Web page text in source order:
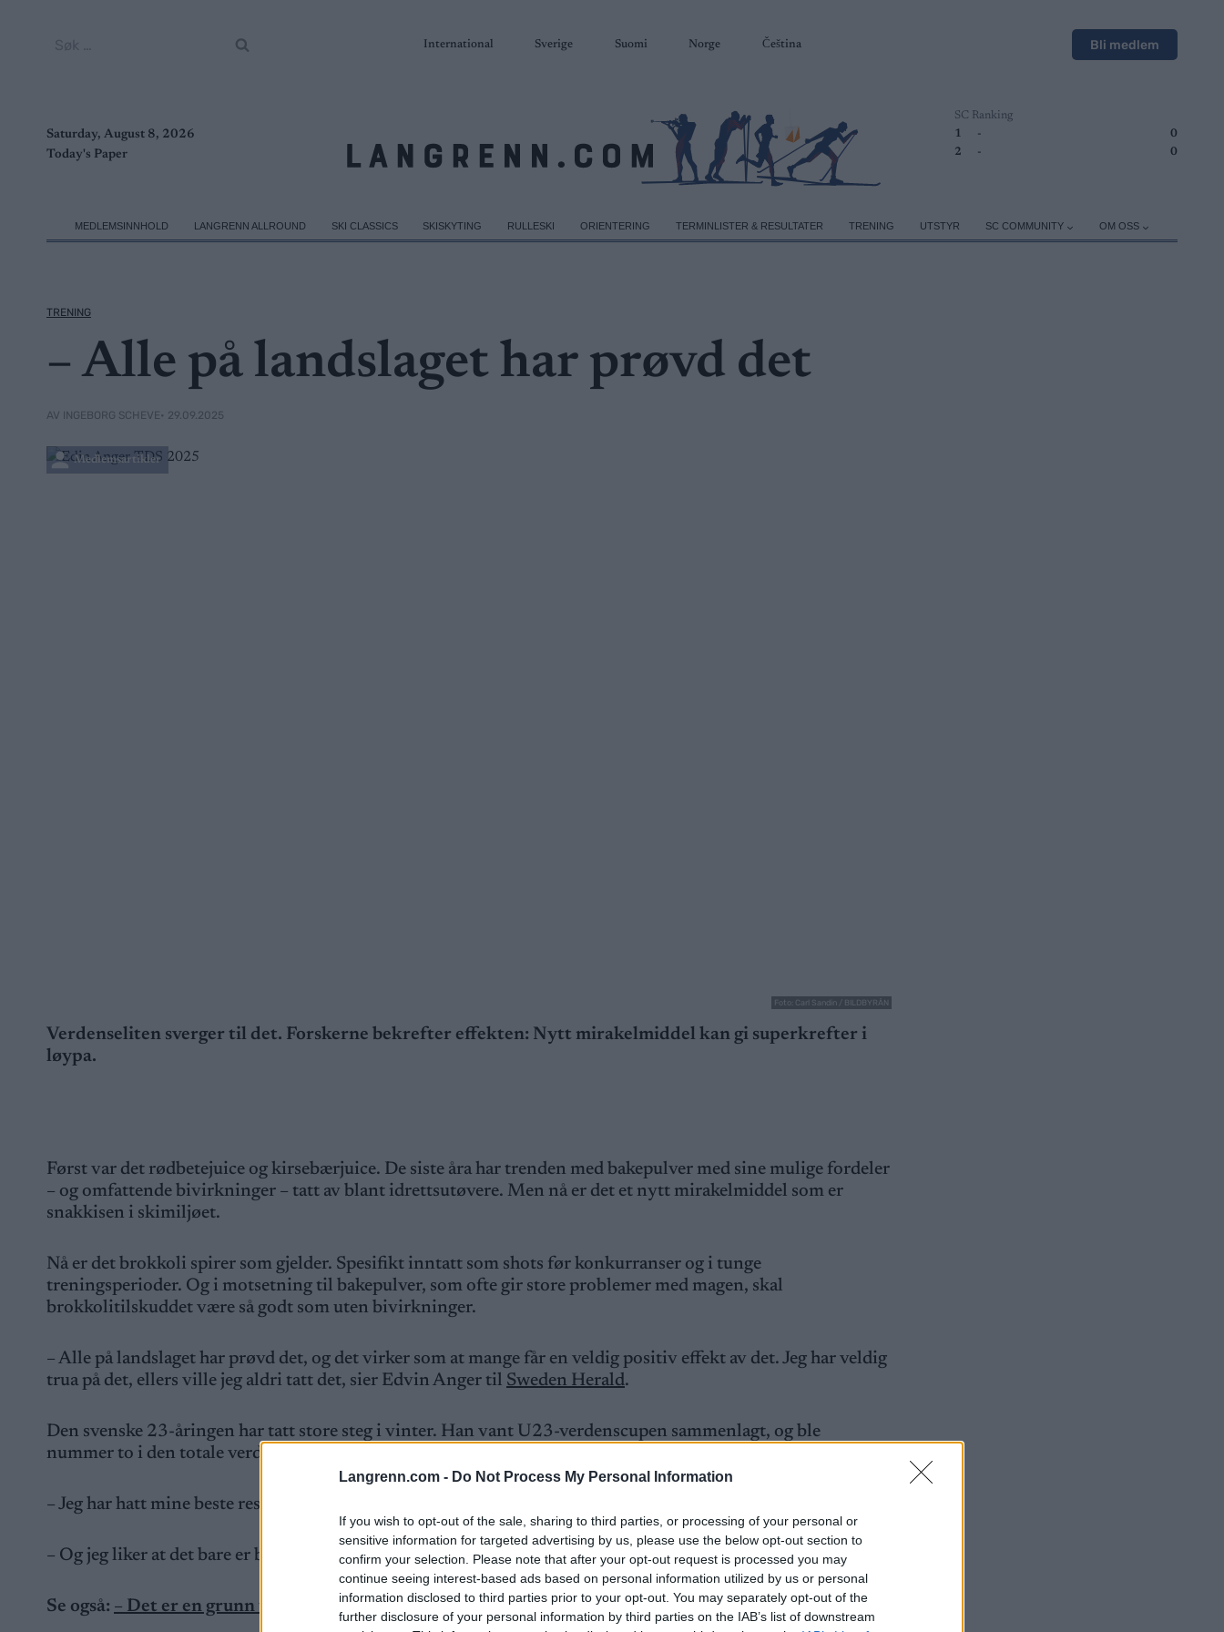
Langrenn.com - Do Not Process My Personal Information
If you wish to opt-out of the sale, sharing to third parties, or processing of your personal or
sensitive information for targeted advertising by us, please use the below opt-out section to
confirm your selection. Please note that after your opt-out request is processed you may
continue seeing interest-based ads based on personal information utilized by us or personal
information disclosed to third parties prior to your opt-out. You may separately opt-out of the
further disclosure of your personal information by third parties on the IAB’s list of downstream
International Sverige Suomi Norge Čeština Bli medlem
Saturday, August 8, 2026
Today's Paper
SC Ranking
1
-
0
2
- 0
MEDLEMSINNHOLD LANGRENN ALLROUND SKI CLASSICS SKISKYTING RULLESKI ORIENTERING TERMINLISTER & RESULTATER TRENING UTSTYR SC COMMUNITY OM OSS
TRENING
– Alle på landslaget har prøvd det
AV INGEBORG SCHEVE• 29.09.2025
Medlemsartikler
Foto: Carl Sandin / BILDBYRÅN
Verdenseliten sverger til det. Forskerne bekrefter effekten: Nytt mirakelmiddel kan gi superkrefter i
løypa.
Først var det rødbetejuice og kirsebærjuice. De siste åra har trenden med bakepulver med sine mulige fordeler
– og omfattende bivirkninger – tatt av blant idrettsutøvere. Men nå er det et nytt mirakelmiddel som er
snakkisen i skimiljøet.
Nå er det brokkoli spirer som gjelder. Spesifikt inntatt som shots før konkurranser og i tunge
treningsperioder. Og i motsetning til bakepulver, som ofte gir store problemer med magen, skal
brokkolitilskuddet være så godt som uten bivirkninger.
– Alle på landslaget har prøvd det, og det virker som at mange får en veldig positiv effekt av det. Jeg har veldig
trua på det, ellers ville jeg aldri tatt det, sier Edvin Anger til Sweden Herald.
Den svenske 23-åringen har tatt store steg i vinter. Han vant U23-verdenscupen sammenlagt, og ble
nummer to i den totale verdenscupen, like bak Johannes Høsflot Klæbo.
– Jeg har hatt mine beste resultater når jeg har tatt brokkoli, sier Anger.
– Og jeg liker at det bare er brokkoli, ikke noe verre enn det, legger han til.
Se også: – Det er en grunn til at det kastes opp mye mer etter skirenn nå